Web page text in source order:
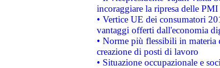
incoraggiare la ripresa delle
• Vertice UE dei consumatori
vantaggi offerti dall'economia
• Norme più flessibili in materia
creazione di posti di lavoro
• Situazione occupazionale e